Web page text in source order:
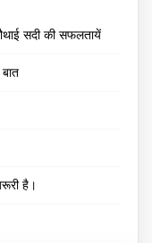
सदी की सफलतायें
बात
है।